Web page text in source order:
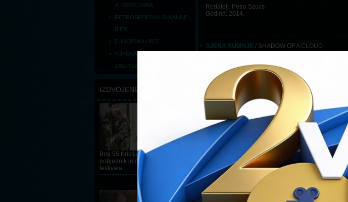
ALMODOVARA
RETROSPEKTIVA SUSANNE
BIER
EUROPSKIH PET
VUKOVARSKO
ZAGRIJAVANJE
IZDVOJENE NOVOSTI
Broj 55 Kristijana Milića
pobjednik je osmog Vukovar film
festivala
DETALJNIJE
Redatelj: Petra Szocs
Godina: 2014.
SJENA SUMNJE / SHADOW OF A CLOUD
Godina: 2013.
STARA ŠKOLA
/ OLD SCHOOL
Redatelj: Ilker Çatak
Godina: 2013.
ZAJEDNO
/ TOGETHER
Redatelj: Jasna Nanut
Godina: 2014.